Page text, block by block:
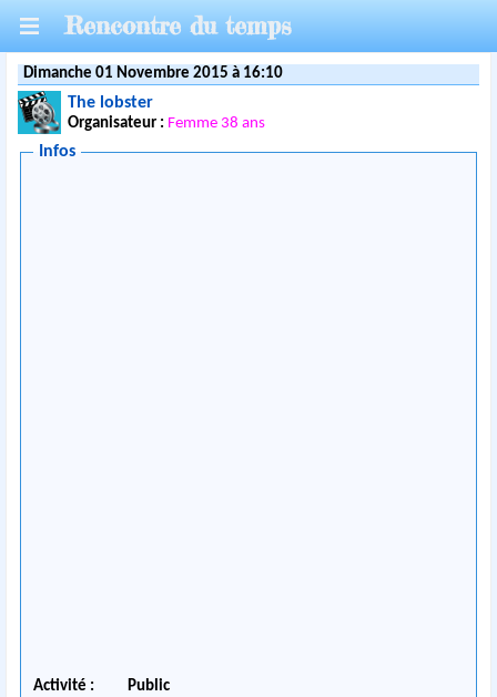
Rencontre du temps
Dimanche 01 Novembre 2015 à 16:10
The lobster
Organisateur : Femme 38 ans
Infos
Activité :
Public